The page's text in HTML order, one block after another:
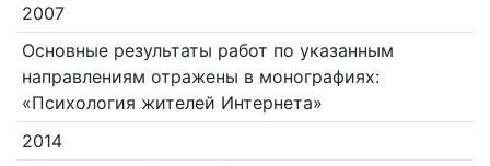
2007
Основные результаты работ по указанным
направлениям отражены в монографиях:
«Психология жителей Интернета»
2014